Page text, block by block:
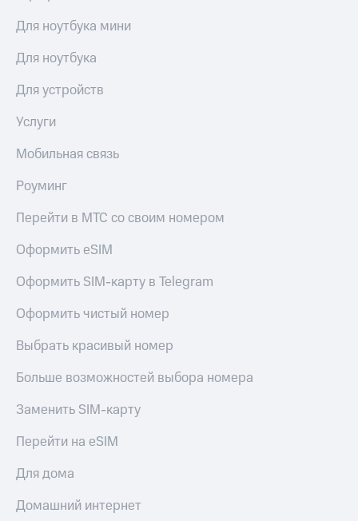
Для ноутбука мини
Для ноутбука
Для устройств
Услуги
Мобильная связь
Роуминг
Перейти в МТС со своим номером
Оформить eSIM
Оформить SIM-карту в Telegram
Оформить чистый номер
Выбрать красивый номер
Больше возможностей выбора номера
Заменить SIM-карту
Перейти на eSIM
Для дома
Домашний интернет